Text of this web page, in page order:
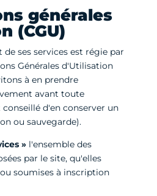
générales
(CGU)
ses services est régie par
Générales d'Utilisation
à en prendre
avant toute
d'en conserver un
ou sauvegarde).
»l'ensemble des
par le site, qu'elles
soumises à inscription